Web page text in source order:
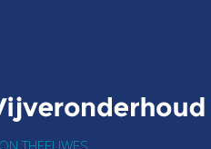
THEEUWES